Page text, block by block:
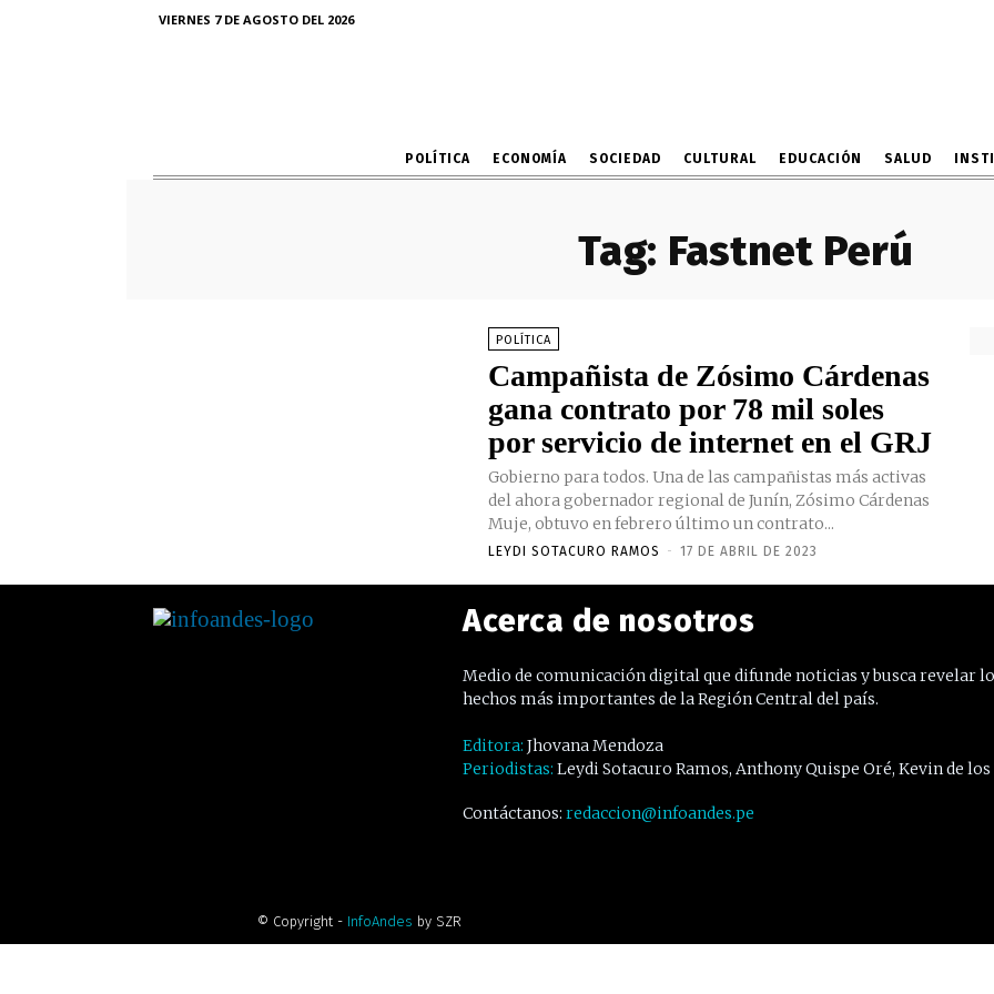
VIERNES 7 DE AGOSTO DEL 2026
POLÍTICA ECONOMÍA SOCIEDAD CULTURAL EDUCACIÓN SALUD
Tag: Fastnet Perú
POLÍTICA
Campañista de Zósimo Cárdenas
gana contrato por 78 mil soles
por servicio de internet en el GRJ
Gobierno para todos. Una de las campañistas más activas
del ahora gobernador regional de Junín, Zósimo Cárdenas
Muje, obtuvo en febrero último un contrato...
LEYDI SOTACURO RAMOS - 17 DE ABRIL DE 2023
Acerca de nosotros
Medio de comunicación digital que difunde noticias y busca revelar
hechos más importantes de la Región Central del país.
Editora: Jhovana Mendoza
Periodistas: Leydi Sotacuro Ramos, Anthony Quispe Oré, Kevin de los
Contáctanos: redaccion@infoandes.pe
© Copyright - InfoAndes by SZR